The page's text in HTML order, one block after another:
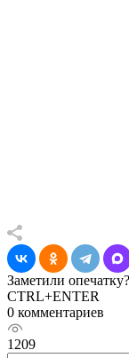
Заметили
CTRL+ENTER
0 комментариев
1209